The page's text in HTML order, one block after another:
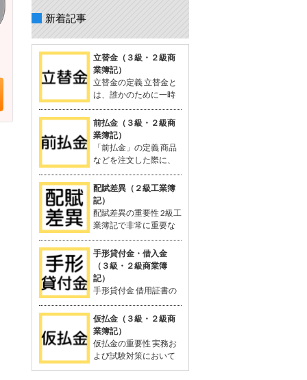
新着記事
立替金（３級・２級商
業簿記）
立替金の定義 立替金と
は、誰かのために一時
的に支払った代金で、
後日精算されるもの。 よく関連語句と
して「給料」がセットで出てくる。 立
替金の概念 例：従業員の個人的な支出
や取引先の負担すべき広告費などを、
一時的に立て替えて支払う。 支払った
金額は「将来返してもらう予定のお
金」として資産に計上される。 立替金
は「立替金の請求権」として扱われ、
資産勘定に計上。 簿記の問題での立替
金 給与支給時に従業員に対する立替金
を相殺する処理が出題されることがあ
る。 立替金の処理について理解してお
くことが重要。 具体的な取引例 例：従
業員の頼みで、個人的な支出65,000円
を立て替え、現金で支払う。 仕訳： 借
方：立替金 65,000円 貸方：現金
前払金（３級・２級商
業簿記）
「前払金」の定義 商品
などを注文した際に、
品物を受け取る前に支
払った手付金や内金のこと。 支払いに
関連する勘定科目として「前払金」が
使用される。 関連する用語：商品の仕
入れなど。 「前払金」の概念 契約や注
文が成立した際、手付金を支払うこと
が一般的。 支払った時点では品物の受
け取りが確定していないため、「一時
的に相手に預けているお金」として扱
う。 支払った金額は資産勘定に計上さ
れ、将来的に商品を受け取る権利を持
つと考えられる。 「前払金」の特性 仕
入れや費用として確定しているわけで
はない。 目的の品物が手に入らなけれ
ば、支払った金額を返金してもらうこ
ともある。 「前渡金」という用語も同
義で使用されることがある。 取引例
配賦差異（２級工業簿
記）
配賦差異の重要性 2級工
業簿記で非常に重要な
概念。 製造間接費を予
定配賦や標準原価計算で計算する際に
生じる差異。 試験対策として配賦差異
の理解は必須。 配賦差異の定義 配賦差
異は、製造間接費の予定配賦額（正常
配賦額）と実際発生額との差額。 この
差異の把握は、原価管理やコスト管理
において重要。 関連用語 「実際配
賦」、「予定配賦率」、「製造間接
費」、「部門費」など。 配賦差異には
「予算差異」と「操業度差異」の2種
類がある。 配賦差異の計算方法 予定
手形貸付金・借入金
（３級・２級商業簿
記）
手形貸付金 借用証書の
代わりに約束手形を使
って行われる貸付債権。 資産に分類さ
れる。 手形を使わない場合は、「貸付
金」 手形借入金 借用証書の代わりに約
束手形を使って行われる借入債務。 負
債に分類される。 手形を使わない場合
仮払金（３級・２級商
業簿記）
仮払金の重要性 実務お
よび試験対策において
重要な科目。 簿記3級以